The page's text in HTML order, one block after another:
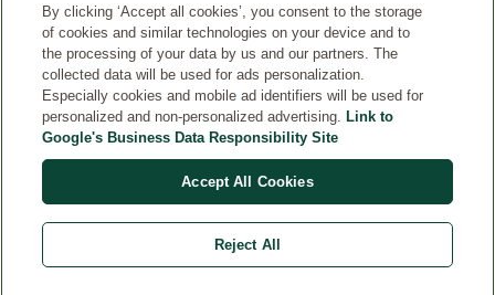
Информация
By clicking ‘Accept all cookies’, you consent to the storage
of cookies and similar technologies on your device and to
the processing of your data by us and our partners. The
collected data will be used for ads personalization.
Especially cookies and mobile ad identifiers will be used for
personalized and non-personalized advertising. Link to
Google's Business Data Responsibility Site
Accept All Cookies
Reject All